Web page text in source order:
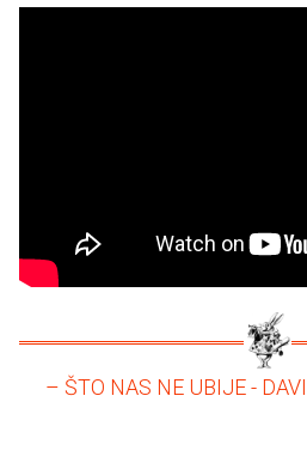
– ŠTO NAS NE UBIJE -